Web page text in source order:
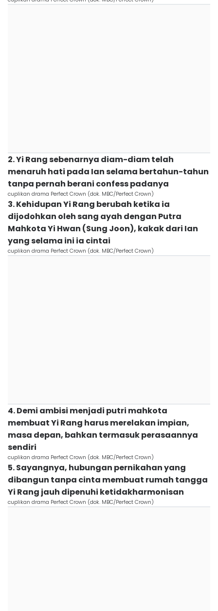
2. Yi Rang sebenarnya diam-diam telah
menaruh hati pada Ian selama bertahun-tahun
tanpa pernah berani confess padanya
cuplikan drama Perfect Crown (dok. MBC/Perfect Crown)
3. Kehidupan Yi Rang berubah ketika ia
dijodohkan oleh sang ayah dengan Putra
Mahkota Yi Hwan (Sung Joon), kakak dari Ian
yang selama ini ia cintai
cuplikan drama Perfect Crown (dok. MBC/Perfect Crown)
4. Demi ambisi menjadi putri mahkota
membuat Yi Rang harus merelakan impian,
masa depan, bahkan termasuk perasaannya
sendiri
cuplikan drama Perfect Crown (dok. MBC/Perfect Crown)
5. Sayangnya, hubungan pernikahan yang
dibangun tanpa cinta membuat rumah tangga
Yi Rang jauh dipenuhi ketidakharmonisan
cuplikan drama Perfect Crown (dok. MBC/Perfect Crown)